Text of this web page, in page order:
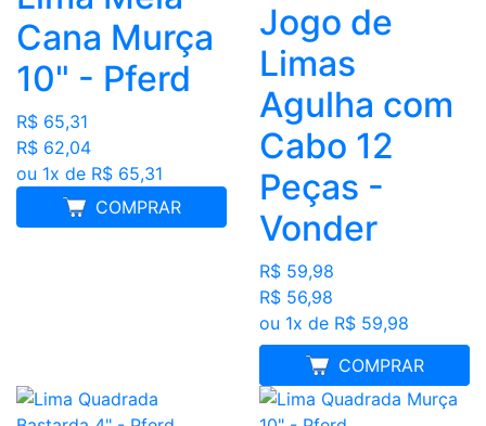
Cana Murça
10" - Pferd
R$ 65,31
R$ 62,04
ou 1x de R$ 65,31
COMPRAR
Jogo de
Limas
Agulha com
Cabo 12
Peças -
Vonder
R$ 59,98
R$ 56,98
ou 1x de R$ 59,98
COMPRAR
MELHOR PREÇO